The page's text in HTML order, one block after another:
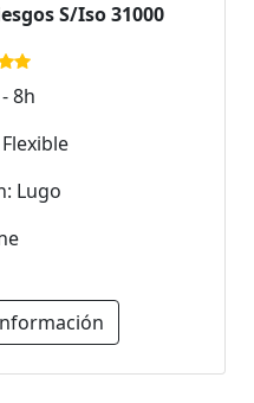
S/Iso 31000
8h
Lugo